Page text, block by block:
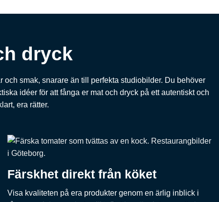
dryck
smak, snarare än till perfekta studiobilder. Du behöver
idéer för att fånga er mat och dryck på ett autentiskt och
era rätter.
Färskhet direkt från köket
Visa kvaliteten på era produkter genom en ärlig inblick i